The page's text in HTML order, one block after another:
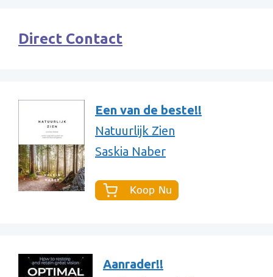
Direct Contact
Een van de beste!!
Natuurlijk Zien
Saskia Naber
Aanrader!!